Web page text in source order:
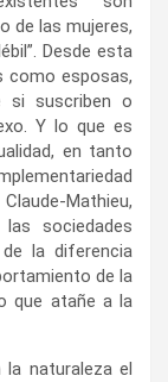
de las mujeres,
Desde esta
como esposas,
si suscriben o
Y lo que es
en tanto
Mathieu,
sociedades
la diferencia
de la
que atañe a la
naturaleza el